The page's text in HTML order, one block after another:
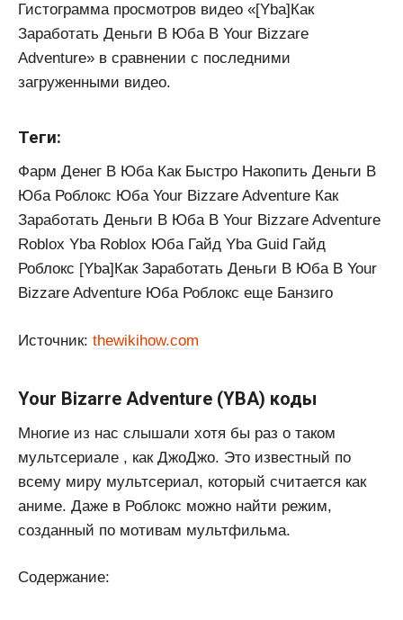
Гистограмма просмотров видео «[Yba]Как
Заработать Деньги В Юба В Your Bizzare
Adventure» в сравнении с последними
загруженными видео.
Теги:
Фарм Денег В Юба Как Быстро Накопить Деньги В
Юба Роблокс Юба Your Bizzare Adventure Как
Заработать Деньги В Юба В Your Bizzare Adventure
Roblox Yba Roblox Юба Гайд Yba Guid Гайд
Роблокс [Yba]Как Заработать Деньги В Юба В Your
Bizzare Adventure Юба Роблокс еще Банзиго
Источник: thewikihow.com
Your Bizarre Adventure (YBA) коды
Многие из нас слышали хотя бы раз о таком
мультсериале , как ДжоДжо. Это известный по
всему миру мультсериал, который считается как
аниме. Даже в Роблокс можно найти режим,
созданный по мотивам мультфильма.
Содержание: